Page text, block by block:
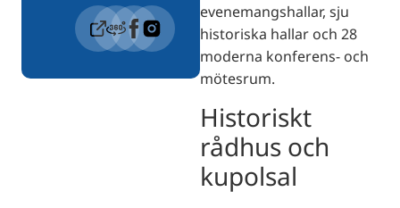
evenemangshallar, sju
historiska hallar och 28
moderna konferens- och
mötesrum.
Historiskt
rådhus och
kupolsal